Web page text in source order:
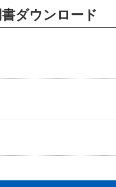
ダウンロード